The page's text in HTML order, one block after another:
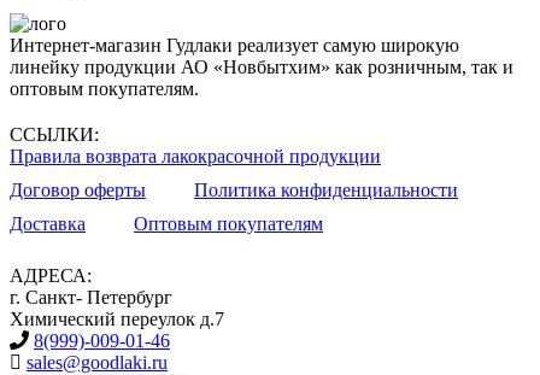
Интернет-магазин Гудлаки реализует самую широкую
линейку продукции АО «Новбытхим» как розничным, так и
оптовым покупателям.
ССЫЛКИ:
Правила возврата лакокрасочной продукции
Договор оферты
Политика конфиденциальности
Доставка
Оптовым покупателям
АДРЕСА:
г. Санкт- Петербург
Химический переулок д.7
8(999)-009-01-46
sales@goodlaki.ru